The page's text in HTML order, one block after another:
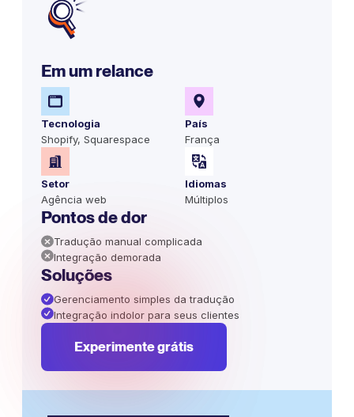
Em um relance
Tecnologia
Shopify, Squarespace
País
França
Setor
Agência web
Idiomas
Múltiplos
Pontos de dor
Tradução manual complicada
Integração demorada
Soluções
Gerenciamento simples da tradução
Integração indolor para seus clientes
Experimente grátis